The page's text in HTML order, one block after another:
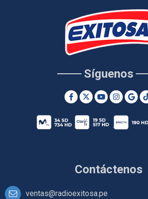
Contáctenos
ventas@radioexitosa.pe
Síguenos